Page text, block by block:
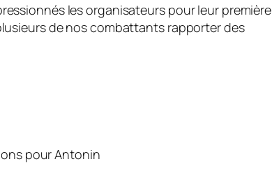
les organisateurs pour leur première
de nos combattants rapporter des
pour Antonin